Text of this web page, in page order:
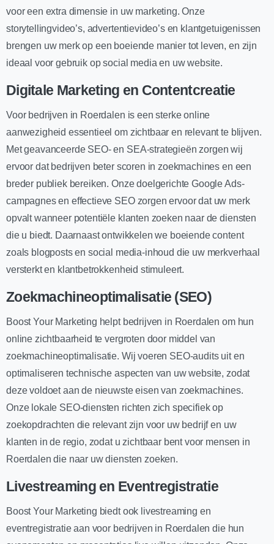
voor een extra dimensie in uw marketing. Onze
storytellingvideo’s, advertentievideo’s en klantgetuigenissen
brengen uw merk op een boeiende manier tot leven, en zijn
ideaal voor gebruik op social media en uw website.
Digitale Marketing en Contentcreatie
Voor bedrijven in Roerdalen is een sterke online
aanwezigheid essentieel om zichtbaar en relevant te blijven.
Met geavanceerde SEO- en SEA-strategieën zorgen wij
ervoor dat bedrijven beter scoren in zoekmachines en een
breder publiek bereiken. Onze doelgerichte Google Ads-
campagnes en effectieve SEO zorgen ervoor dat uw merk
opvalt wanneer potentiële klanten zoeken naar de diensten
die u biedt. Daarnaast ontwikkelen we boeiende content
zoals blogposts en social media-inhoud die uw merkverhaal
versterkt en klantbetrokkenheid stimuleert.
Zoekmachineoptimalisatie (SEO)
Boost Your Marketing helpt bedrijven in Roerdalen om hun
online zichtbaarheid te vergroten door middel van
zoekmachineoptimalisatie. Wij voeren SEO-audits uit en
optimaliseren technische aspecten van uw website, zodat
deze voldoet aan de nieuwste eisen van zoekmachines.
Onze lokale SEO-diensten richten zich specifiek op
zoekopdrachten die relevant zijn voor uw bedrijf en uw
klanten in de regio, zodat u zichtbaar bent voor mensen in
Roerdalen die naar uw diensten zoeken.
Livestreaming en Eventregistratie
Boost Your Marketing biedt ook livestreaming en
eventregistratie aan voor bedrijven in Roerdalen die hun